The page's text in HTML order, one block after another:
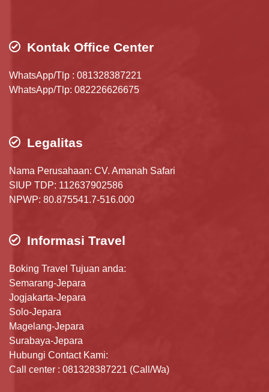
Kontak Office Center
WhatsApp/Tlp : 081328387221
WhatsApp/Tlp: 082226626675
Legalitas
Nama Perusahaan: CV. Amanah Safari
SIUP TDP: 112637902586
NPWP: 80.875541.7-516.000
Informasi Travel
Boking Travel Tujuan anda:
Semarang-Jepara
Jogjakarta-Jepara
Solo-Jepara
Magelang-Jepara
Surabaya-Jepara
Hubungi Contact Kami:
Call center : 081328387221 (Call/Wa)